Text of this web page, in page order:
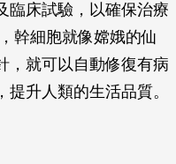
臨床試驗，以確保治療
幹細胞就像嫦娥的仙
，就可以自動修復有病
升人類的生活品質。